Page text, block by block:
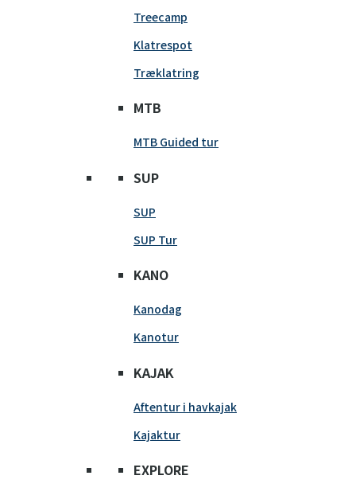
Treecamp
Klatrespot
Træklatring
MTB
MTB Guided tur
SUP
SUP
SUP Tur
KANO
Kanodag
Kanotur
KAJAK
Aftentur i havkajak
Kajaktur
EXPLORE